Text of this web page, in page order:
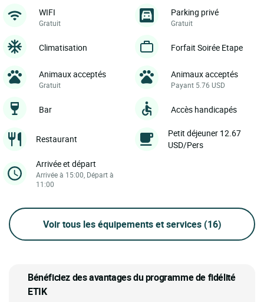
WIFI
Gratuit
Parking privé
Gratuit
Climatisation Forfait Soirée Etape
Animaux acceptés
Gratuit
Animaux acceptés
Payant 5.76 USD
Bar Accès handicapés
Restaurant
Petit déjeuner 12.67
USD/Pers
Arrivée et départ
Arrivée à 15:00, Départ à
11:00
Voir tous les équipements et services (16)
Bénéficiez des avantages du programme de fidélité
ETIK